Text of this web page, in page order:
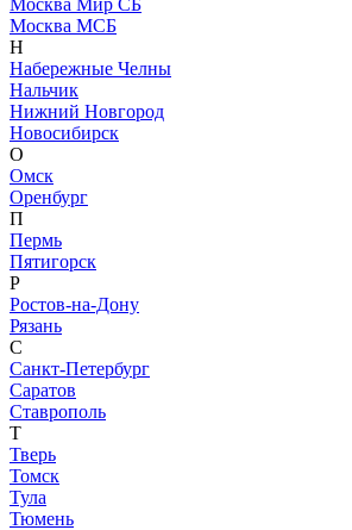
Москва МСБ
Н
Набережные Челны
Нальчик
Нижний Новгород
Новосибирск
О
Омск
Оренбург
П
Пермь
Пятигорск
Р
Ростов-на-Дону
Рязань
С
Санкт-Петербург
Саратов
Ставрополь
Т
Тверь
Томск
Тула
Тюмень